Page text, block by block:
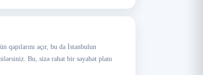
qapılarını açır, bu da İstanbulun
Bu, sizə rahat bir səyahət planı